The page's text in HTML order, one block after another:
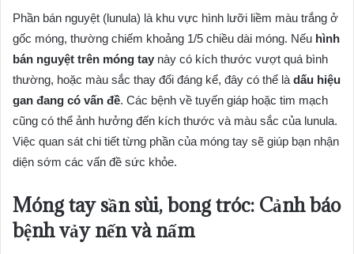
Phần bán nguyệt (lunula) là khu vực hình lưỡi liềm màu trắng ở
gốc móng, thường chiếm khoảng 1/5 chiều dài móng. Nếu hình
bán nguyệt trên móng tay này có kích thước vượt quá bình
thường, hoặc màu sắc thay đổi đáng kể, đây có thể là dấu hiệu
gan đang có vấn đề. Các bệnh về tuyến giáp hoặc tim mạch
cũng có thể ảnh hưởng đến kích thước và màu sắc của lunula.
Việc quan sát chi tiết từng phần của móng tay sẽ giúp bạn nhận
diện sớm các vấn đề sức khỏe.
Móng tay sần sùi, bong tróc: Cảnh báo
bệnh vảy nến và nấm